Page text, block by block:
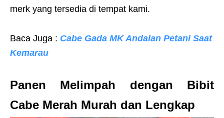
merk yang tersedia di tempat kami.
Baca Juga : Cabe Gada MK Andalan Petani Saat
Kemarau
Panen Melimpah dengan Bibit
Cabe Merah Murah dan Lengkap